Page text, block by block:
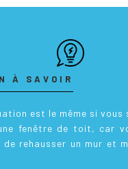
À SAVOIR
est le même si vous
fenêtre de toit, car
de rehausser un mur et